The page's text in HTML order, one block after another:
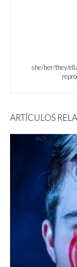
she/her/they/
ARTÍCULOS